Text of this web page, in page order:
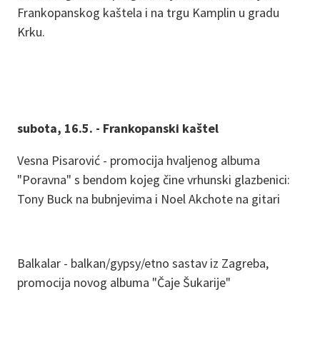
Frankopanskog kaštela i na trgu Kamplin u gradu
Krku.
subota, 16.5. - Frankopanski kaštel
Vesna Pisarović - promocija hvaljenog albuma
"Poravna" s bendom kojeg čine vrhunski glazbenici:
Tony Buck na bubnjevima i Noel Akchote na gitari
Balkalar - balkan/gypsy/etno sastav iz Zagreba,
promocija novog albuma "Čaje Šukarije"